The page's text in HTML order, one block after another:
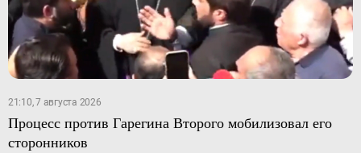
21:10, 7 августа 2026
Процесс против Гарегина Второго мобилизовал его
сторонников